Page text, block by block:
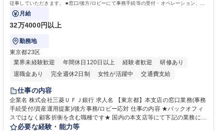
従事していただきます。 ■窓口/後方/ロビーにて事務手続等の受付・オペレーション、お
客様対応
月給
32万4000円以上
勤務地
東京都23区
業界未経験歓迎
年間休日120日以上 経験者歓迎
研修あり
退職金あり
完全週休2日制 女性が活躍中
交通費支給
土日祝休み
仕事の内容
企業名 株式会社三菱ＵＦＪ銀行 求人名 【東京都】本支店の窓口業務(事務
手続受付/資産運用提案)/後方事務/ロビー応対 仕事の内容 ★バックオフィ
スではなく顧客折衝を含む職種です★ 国内の本支店等にて下記の業務に従
事していただきます。 ■窓口/後方/ロビーにて事務手続等の受付・オペレ
必要な経験・能力等